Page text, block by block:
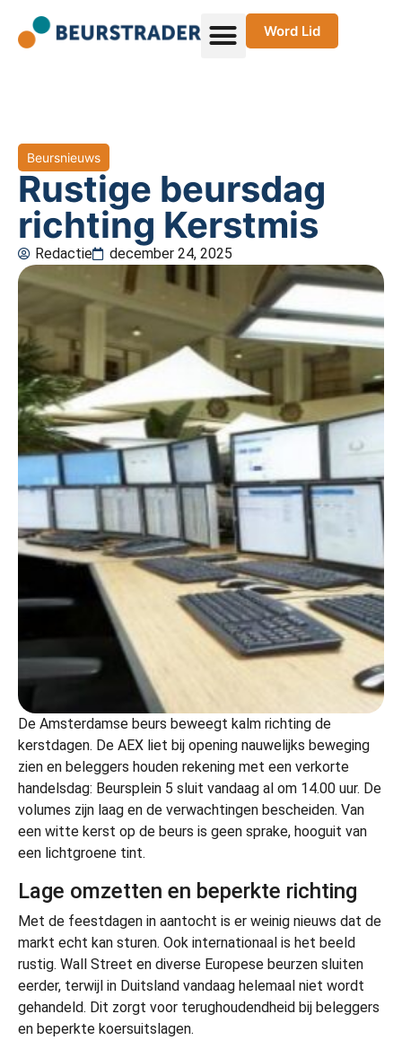
Word Lid
Beursnieuws
Rustige beursdag
richting Kerstmis
Redactie december 24, 2025
De Amsterdamse beurs beweegt kalm richting de
kerstdagen. De AEX liet bij opening nauwelijks beweging
zien en beleggers houden rekening met een verkorte
handelsdag: Beursplein 5 sluit vandaag al om 14.00 uur. De
volumes zijn laag en de verwachtingen bescheiden. Van
een witte kerst op de beurs is geen sprake, hooguit van
een lichtgroene tint.
Lage omzetten en beperkte richting
Met de feestdagen in aantocht is er weinig nieuws dat de
markt echt kan sturen. Ook internationaal is het beeld
rustig. Wall Street en diverse Europese beurzen sluiten
eerder, terwijl in Duitsland vandaag helemaal niet wordt
gehandeld. Dit zorgt voor terughoudendheid bij beleggers
en beperkte koersuitslagen.